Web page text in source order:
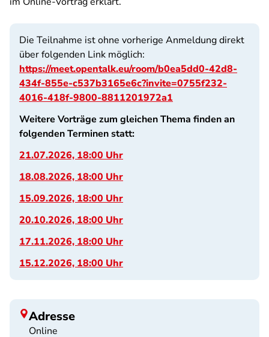
Die Teilnahme ist ohne vorherige Anmeldung direkt
über folgenden Link möglich:
https://meet.opentalk.eu/room/b0ea5dd0-42d8-
434f-855e-c537b3165e6c?invite=0755f232-
4016-418f-9800-8811201972a1
Weitere Vorträge zum gleichen Thema finden an
folgenden Terminen statt:
21.07.2026, 18:00 Uhr
18.08.2026, 18:00 Uhr
15.09.2026, 18:00 Uhr
20.10.2026, 18:00 Uhr
17.11.2026, 18:00 Uhr
15.12.2026, 18:00 Uhr
Adresse
Online